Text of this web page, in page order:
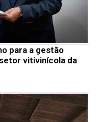
para a gestão
vitivinícola da